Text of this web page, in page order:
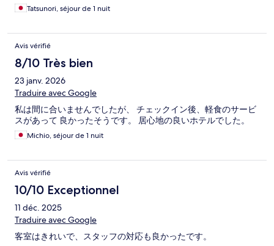
Tatsunori, séjour de 1 nuit
Avis vérifié
8/10 Très bien
23 janv. 2026
Traduire avec Google
私は間に合いませんでしたが、 チェックイン後、軽食のサービ
スがあって 良かったそうです。 居心地の良いホテルでした。
Michio, séjour de 1 nuit
Avis vérifié
10/10 Exceptionnel
11 déc. 2025
Traduire avec Google
客室はきれいで、スタッフの対応も良かったです。